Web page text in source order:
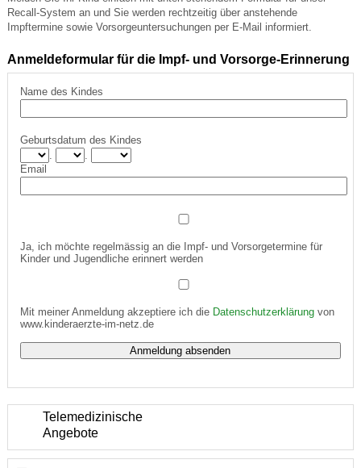
Recall-System an und Sie werden rechtzeitig über anstehende
Impftermine sowie Vorsorgeuntersuchungen per E-Mail informiert.
Anmeldeformular für die Impf- und Vorsorge-Erinnerung
Name des Kindes
Geburtsdatum des Kindes
Email
Ja, ich möchte regelmässig an die Impf- und Vorsorgetermine für
Kinder und Jugendliche erinnert werden
Mit meiner Anmeldung akzeptiere ich die Datenschutzerklärungvon
www.kinderaerzte-im-netz.de
Telemedizinische
Angebote